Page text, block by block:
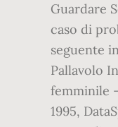
Guardare
caso di
seguente
Pallavolo
femminile
1995,